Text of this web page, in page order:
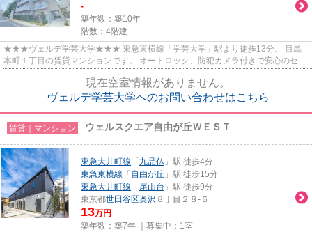
-
築年数：築10年
階数：4階建
★★★ヴェルデ学芸大学★★★ 東急東横線「学芸大学」駅より徒歩13分。 目黒
本町１丁目の賃貸マンションです。 オートロック、防犯カメラ付きで安心のセキ
現在空室情報がありません。
ヴェルデ学芸大学へのお問い合わせはこちら
賃貸｜マンション ウェルスクエア自由が丘ＷＥＳＴ
東急大井町線 「 九品仏 」駅 徒歩4分
東急東横線 「 自由が丘 」駅 徒歩15分
東急大井町線 「 尾山台 」駅 徒歩9分
東京都世田谷区奥沢 ８丁目２８-６
13万円
築年数：築7年 ｜募集中： 1室